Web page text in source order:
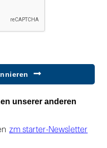
unserer anderen
zm starter-Newsletter